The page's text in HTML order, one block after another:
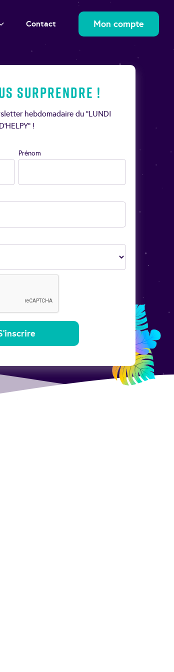
Contact Mon compte
surprendre !
hebdomadaire du “LUNDI
D’HELPY” !
Prénom